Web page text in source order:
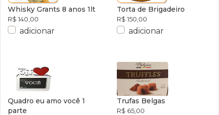
Whisky Grants 8 anos 1lt
R$ 140,00
adicionar
Torta de Brigadeiro
R$ 150,00
adicionar
Quadro eu amo você 1
parte
Trufas Belgas
R$ 65,00